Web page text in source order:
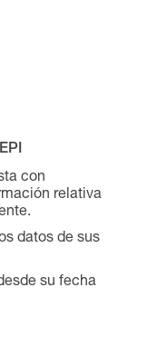
con
relativa
datos de sus
su fecha